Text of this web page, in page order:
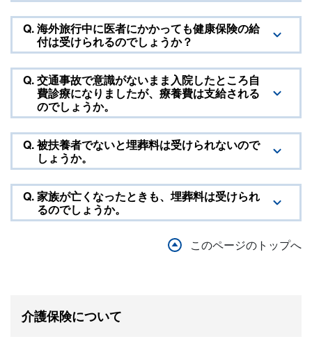
Q.海外旅行中に医者にかかっても健康保険の給
付は受けられるのでしょうか？
Q.交通事故で意識がないまま入院したところ自
費診療になりましたが、療養費は支給される
のでしょうか。
Q.被扶養者でないと埋葬料は受けられないので
しょうか。
Q.家族が亡くなったときも、埋葬料は受けられ
るのでしょうか。
このページのトップへ
介護保険について